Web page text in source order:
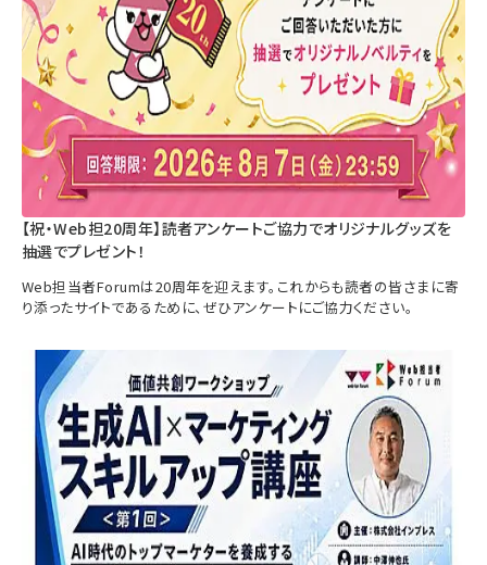
【祝・Web担20周年】読者アンケートご協力でオリジナルグッズを
抽選でプレゼント！
Web担当者Forumは20周年を迎えます。これからも読者の皆さまに寄
り添ったサイトであるために、ぜひアンケートにご協力ください。